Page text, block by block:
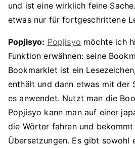
und ist eine wirklich feine
etwas nur für fortgeschrittene
Popjisyo: Popjisyo möchte ich
Funktion erwähnen: seine
Bookmarklet ist ein
enthält und dann etwas mit der
es anwendet. Nutzt man die
Popjisyo kann man auf einer
die Wörter fahren und bekommt
Übersetzungen. Es gibt sowohl